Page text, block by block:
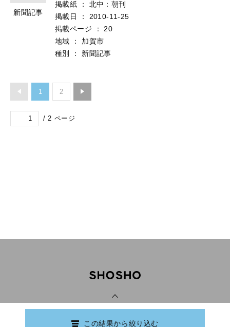
新聞記事
掲載紙 ：
北中：朝刊
掲載日
：
2010-11-25
掲載ページ
：
20
地域
：
加賀市
種別
： 新聞記事
1 2
/ 2 ページ
この結果から絞り込む
Copyright © Ishikawa Prefectural Library.